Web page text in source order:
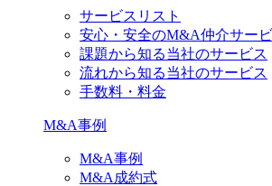
サービスリスト
安心・安全のM&A仲介サー
課題から知る当社のサービス
流れから知る当社のサービス
手数料・料金
M&A事例
M&A事例
M&A成約式